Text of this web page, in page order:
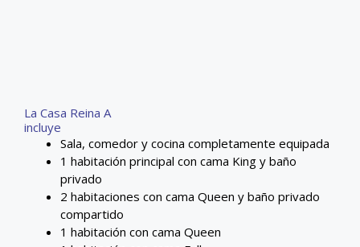
La Casa Reina A
incluye
Sala, comedor y cocina completamente equipada
1 habitación principal con cama King y baño
privado
2 habitaciones con cama Queen y baño privado
compartido
1 habitación con cama Queen